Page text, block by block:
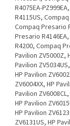
R4075EA-
R4115US,
Compaq Presario
Presario
R4200, Compaq
Pavilion ZV5000Z,
Pavilion
HP Pavilion
ZV6004XX, HP
Pavilion
HP Pavilion
HP Pavilion
ZV6131US, HP